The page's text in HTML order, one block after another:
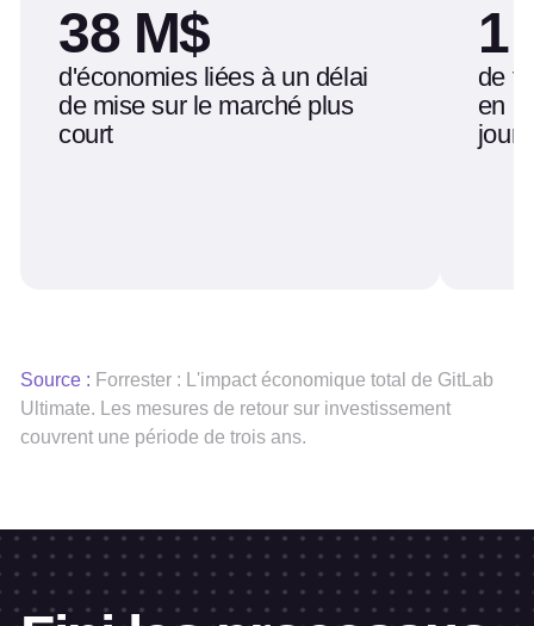
38 M$
d'économies liées à un délai
de mise sur le marché plus
court
1
de
en
jours
Source : Forrester : L'impact économique total de GitLab
Ultimate. Les mesures de retour sur investissement
couvrent une période de trois ans.